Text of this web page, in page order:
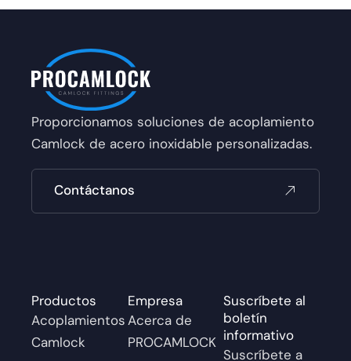
Proporcionamos soluciones de acoplamiento
Camlock de acero inoxidable personalizadas.
Contáctanos
Productos
Acoplamientos
Camlock
Empresa
Acerca de
PROCAMLOCK
Suscríbete al
boletín
informativo
Suscríbete a